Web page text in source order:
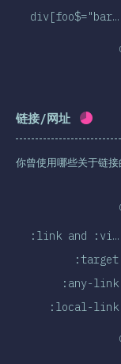
div[foo$="bar…
链接/网址 完成率:
你曾使用哪些关于链接
:local-link
:any-link
:target
:link and :vi…